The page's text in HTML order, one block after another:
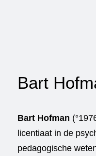
Bart
Bart Hofman
licentiaat in de
pedagogische